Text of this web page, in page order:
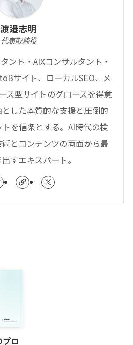
渡邉志明
代表取締役
ント・AIXコンサルタント・
サイト、ローカルSEO、メ
ス型サイトのグロースを得意
した本質的な支援と圧倒的
を信条とする。AI時代の検
とコンテンツの両面から最
すエキスパート。
ロ